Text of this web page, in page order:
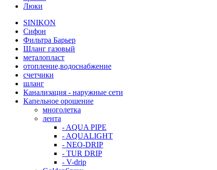
Люки
SINIKON
Сифон
Фильтра Барьер
Шланг газовый
металопласт
отопление,водоснабжение
счетчики
шланг
Канализация - наружные сети
Капельное орошение
многолетка
лента
- AQUA PIPE
- AQUALIGHT
- NEO-DRIP
- TUR DRIP
- V-drip